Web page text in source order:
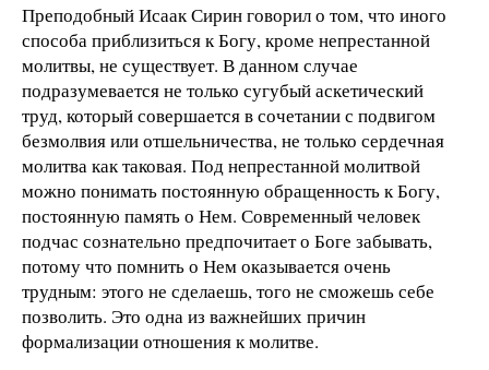
Преподобный Исаак Сирин говорил о том, что иного
способа приблизиться к Богу, кроме непрестанной
молитвы, не существует. В данном случае
подразумевается не только сугубый аскетический
труд, который совершается в сочетании с подвигом
безмолвия или отшельничества, не только сердечная
молитва как таковая. Под непрестанной молитвой
можно понимать постоянную обращенность к Богу,
постоянную память о Нем. Современный человек
подчас сознательно предпочитает о Боге забывать,
потому что помнить о Нем оказывается очень
трудным: этого не сделаешь, того не сможешь себе
позволить. Это одна из важнейших причин
формализации отношения к молитве.